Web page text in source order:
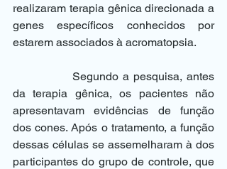
realizaram terapia gênica direcionada a
genes específicos conhecidos por
estarem associados à acromatopsia.
da terapia gênica, os pacientes não
apresentavam evidências de função
dos cones. Após o tratamento, a função
dessas células se assemelharam à dos
participantes do grupo de controle, que